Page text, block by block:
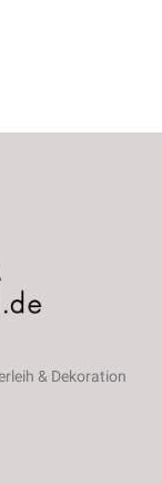
& Dekoration